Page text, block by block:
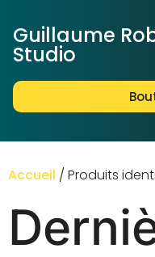
Guillaume
Studio
Accueil / Produits